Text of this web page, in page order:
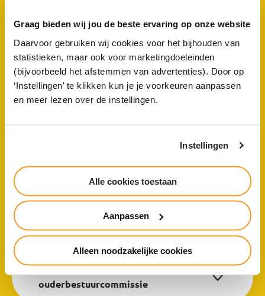
Graag bieden wij jou de beste ervaring op onze website
Daarvoor gebruiken wij cookies voor het bijhouden van
statistieken, maar ook voor marketingdoeleinden
(bijvoorbeeld het afstemmen van advertenties). Door op
‘Instellingen’ te klikken kun je je voorkeuren aanpassen
en meer lezen over de instellingen.
Instellingen
Alle cookies toestaan
Aanpassen
Alleen noodzakelijke cookies
Schoolkosten & WIS Collect
Laptop
feestdagen
Ziek of absent melden
Ouderadviescommissie en
ouderbestuurcommissie